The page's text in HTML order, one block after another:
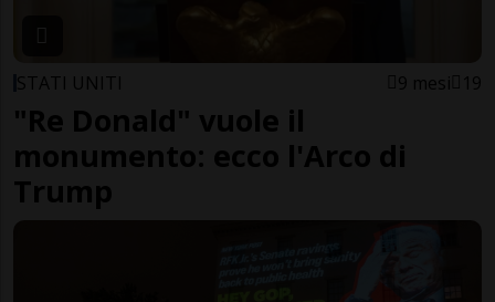
STATI UNITI 9 mesi 19
"Re Donald" vuole il
monumento: ecco l'Arco di
Trump